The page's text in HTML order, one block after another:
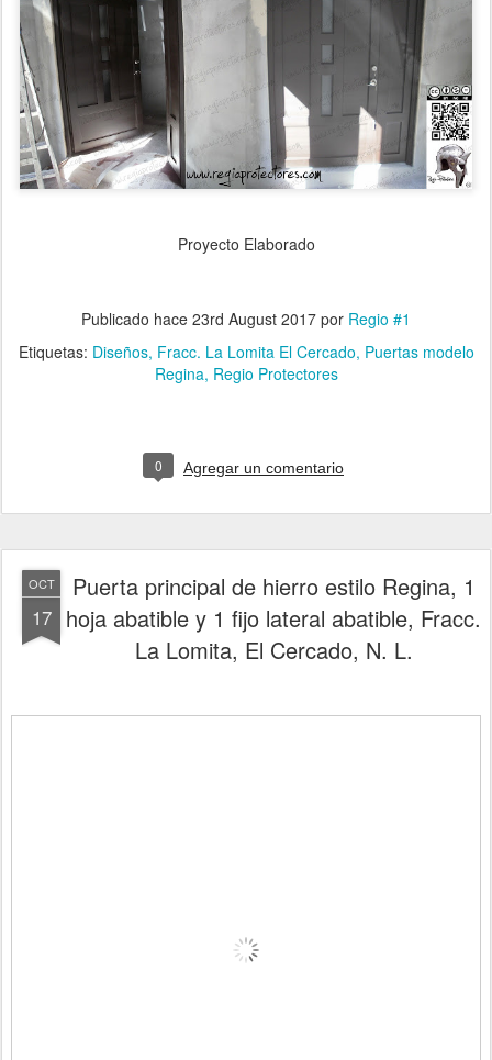
Proyecto Elaborado
Publicado hace 23rd August 2017 por Regio #1
Etiquetas: Diseños Fracc. La Lomita El Cercado Puertas modelo
Regina Regio Protectores
0 Agregar un comentario
OCT
17
Puerta principal de hierro estilo Regina, 1
hoja abatible y 1 fijo lateral abatible, Fracc.
La Lomita, El Cercado, N. L.